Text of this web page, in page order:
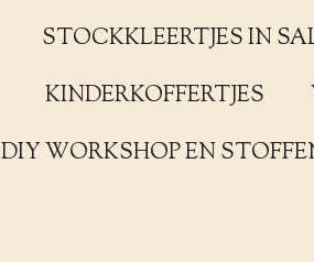
STOCKKLEERTJES IN
KINDERKOFFERTJES
DIY WORKSHOP EN